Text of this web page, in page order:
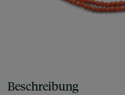
Beschreibung